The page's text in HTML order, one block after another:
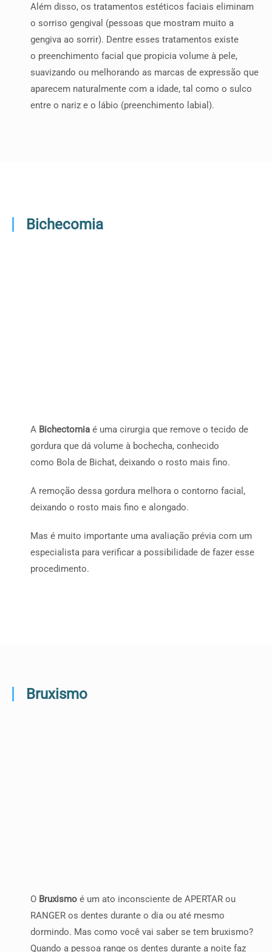
Além disso, os tratamentos estéticos faciais eliminam
o sorriso gengival (pessoas que mostram muito a
gengiva ao sorrir). Dentre esses tratamentos existe
o preenchimento facial que propicia volume à pele,
suavizando ou melhorando as marcas de expressão que
aparecem naturalmente com a idade, tal como o sulco
entre o nariz e o lábio (preenchimento labial).
Bichecomia
A Bichectomia é uma cirurgia que remove o tecido de
gordura que dá volume à bochecha, conhecido
como Bola de Bichat, deixando o rosto mais fino.
A remoção dessa gordura melhora o contorno facial,
deixando o rosto mais fino e alongado.
Mas é muito importante uma avaliação prévia com um
especialista para verificar a possibilidade de fazer esse
procedimento.
Bruxismo
O Bruxismo é um ato inconsciente de APERTAR ou
RANGER os dentes durante o dia ou até mesmo
dormindo. Mas como você vai saber se tem bruxismo?
Quando a pessoa range os dentes durante a noite faz